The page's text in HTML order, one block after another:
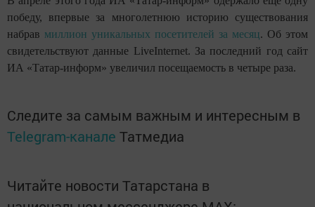
победу, впервые за многолетнюю историю существования
набрав миллион уникальных посетителей за месяц. Об этом
свидетельствуют данные LiveInternet. За последний год сайт
ИА «Татар-информ» увеличил посещаемость в четыре раза.
Следите за самым важным и интересным в
Telegram-канале Татмедиа
Читайте новости Татарстана в